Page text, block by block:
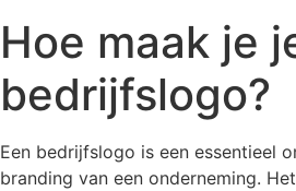
Hoe maak je
bedrijfslogo?
Een bedrijfslogo is een essentieel
branding van een onderneming.